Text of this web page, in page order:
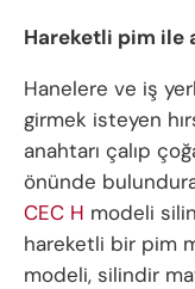
Hareketli pim ile
Hanelere ve iş
girmek isteyen
anahtarı çalıp
önünde
CEC H modeli
hareketli bir pim
modeli, silindir